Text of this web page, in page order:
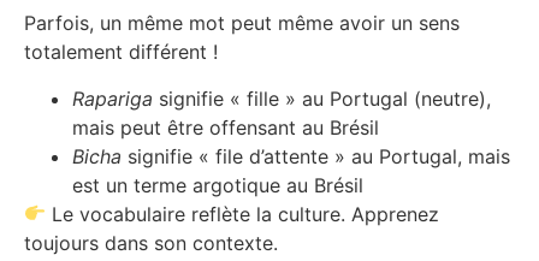
Parfois, un même mot peut même avoir un sens
totalement différent !
Rapariga signifie « fille » au Portugal (neutre),
mais peut être offensant au Brésil
Bicha signifie « file d’attente » au Portugal, mais
est un terme argotique au Brésil
Le vocabulaire reflète la culture. Apprenez
toujours dans son contexte.